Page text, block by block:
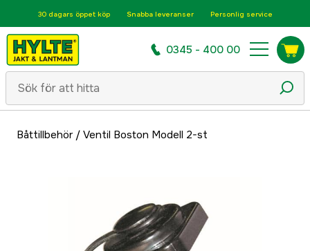
30 dagars öppet köp Snabba leveranser Personlig service
0345 - 400 00
Båttillbehör/ Ventil Boston Modell 2-st